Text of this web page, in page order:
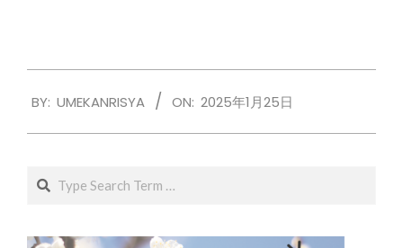
01-
BY: UMEKANRISYA ON: 2025年1月25日
Search